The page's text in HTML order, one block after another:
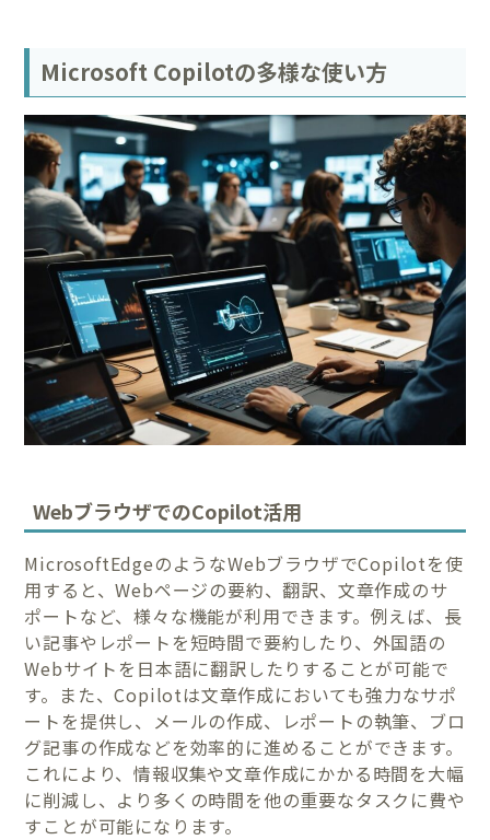
Microsoft Copilotの多様な使い方
WebブラウザでのCopilot活用
MicrosoftEdgeのようなWebブラウザでCopilotを使
用すると、Webページの要約、翻訳、文章作成のサ
ポートなど、様々な機能が利用できます。例えば、長
い記事やレポートを短時間で要約したり、外国語の
Webサイトを日本語に翻訳したりすることが可能で
す。また、Copilotは文章作成においても強力なサポ
ートを提供し、メールの作成、レポートの執筆、ブロ
グ記事の作成などを効率的に進めることができます。
これにより、情報収集や文章作成にかかる時間を大幅
に削減し、より多くの時間を他の重要なタスクに費や
すことが可能になります。